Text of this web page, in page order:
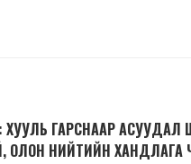
ГАРСНААР АСУУДАЛ
ОЛОН НИЙТИЙН ХАНДЛАГА